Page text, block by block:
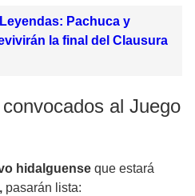
Pachuca y
la final del Clausura
al Juego
hidalguense que estará
pasarán lista: